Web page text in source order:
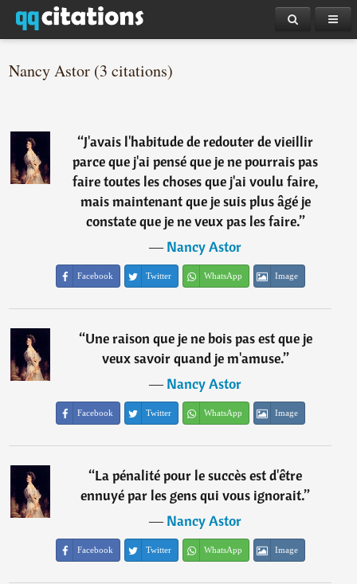
Nancy Astor (3 citations)
“J'avais l'habitude de redouter de vieillir
parce que j'ai pensé que je ne pourrais pas
faire toutes les choses que j'ai voulu faire,
mais maintenant que je suis plus âgé je
constate que je ne veux pas les faire.”
―Nancy Astor
Facebook Twitter WhatsApp Image
“Une raison que je ne bois pas est que je
veux savoir quand je m'amuse.”
―Nancy Astor
Facebook Twitter WhatsApp Image
“La pénalité pour le succès est d'être
ennuyé par les gens qui vous ignorait.”
―Nancy Astor
Facebook Twitter WhatsApp Image